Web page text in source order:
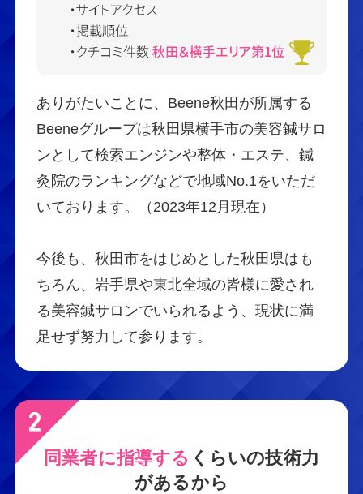
ありがたいことに、Beene秋田が所属する
Beeneグループは秋田県横手市の美容鍼サロ
ンとして検索エンジンや整体・エステ、鍼
灸院のランキングなどで地域No.1をいただ
いております。（2023年12月現在）
今後も、秋田市をはじめとした秋田県はも
ちろん、岩手県や東北全域の皆様に愛され
る美容鍼サロンでいられるよう、現状に満
足せず努力して参ります。
同業者に指導する くらいの技術力
があるから